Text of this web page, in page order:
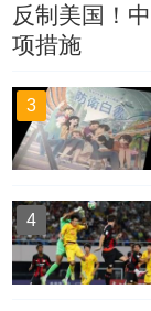
反制美国！
项措施
3
4